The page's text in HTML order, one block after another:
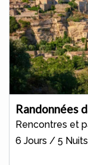
Randonnées
Rencontres et
6 Jours / 5